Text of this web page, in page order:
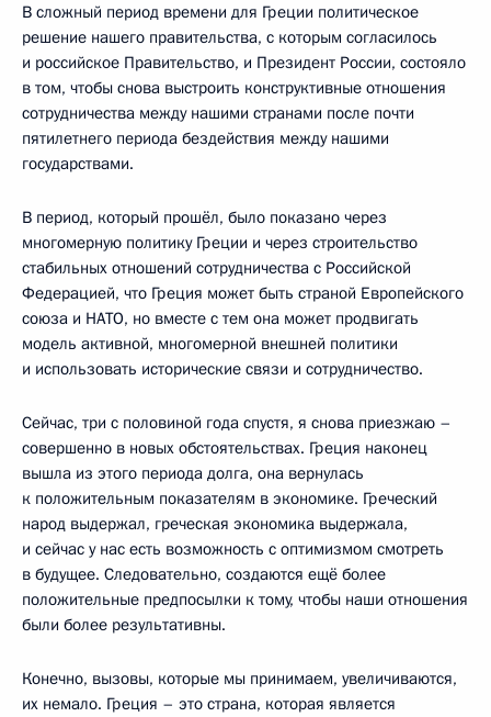
В сложный период времени для Греции политическое
решение нашего правительства, с которым согласилось
и российское Правительство, и Президент России, состояло
в том, чтобы снова выстроить конструктивные отношения
сотрудничества между нашими странами после почти
пятилетнего периода бездействия между нашими
государствами.
В период, который прошёл, было показано через
многомерную политику Греции и через строительство
стабильных отношений сотрудничества с Российской
Федерацией, что Греция может быть страной Европейского
союза и НАТО, но вместе с тем она может продвигать
модель активной, многомерной внешней политики
и использовать исторические связи и сотрудничество.
Сейчас, три с половиной года спустя, я снова приезжаю –
совершенно в новых обстоятельствах. Греция наконец
вышла из этого периода долга, она вернулась
к положительным показателям в экономике. Греческий
народ выдержал, греческая экономика выдержала,
и сейчас у нас есть возможность с оптимизмом смотреть
в будущее. Следовательно, создаются ещё более
положительные предпосылки к тому, чтобы наши отношения
были более результативны.
Конечно, вызовы, которые мы принимаем, увеличиваются,
их немало. Греция – это страна, которая является